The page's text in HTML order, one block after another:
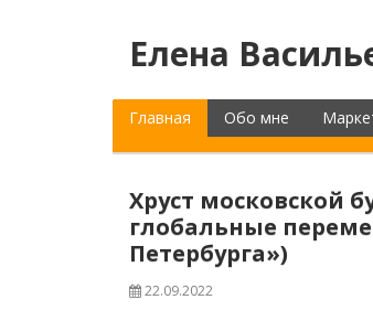
Елена
Главная Обо мне
Хруст московской
глобальные
Петербурга»)
22.09.2022